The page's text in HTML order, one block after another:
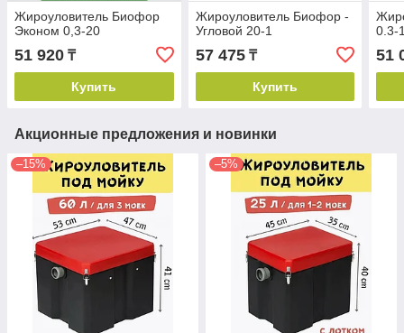
Жироуловитель Биофор
Эконом 0,3-20
51 920 ₸
Купить
Жироуловитель Биофор -
Угловой 20-1
57 475₸
Купить
0.3-
51
Акционные предложения и новинки
–15% –5%